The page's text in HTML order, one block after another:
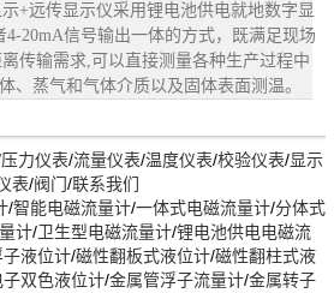
+远传显示仪采用锂电池供电就地数字显
20mA信号输出一体的方式，既满足现场
传输需求,可以直接测量各种生产过程中
、蒸气和气体介质以及固体表面测温。
压力仪表/流量仪表/温度仪表/校验仪表/显示
表/阀门/联系我们
/智能电磁流量计/一体式电磁流量计/分体式
计/卫生型电磁流量计/锂电池供电电磁流
液位计/磁性翻板式液位计/磁性翻柱式液
双色液位计/金属管浮子流量计/金属转子